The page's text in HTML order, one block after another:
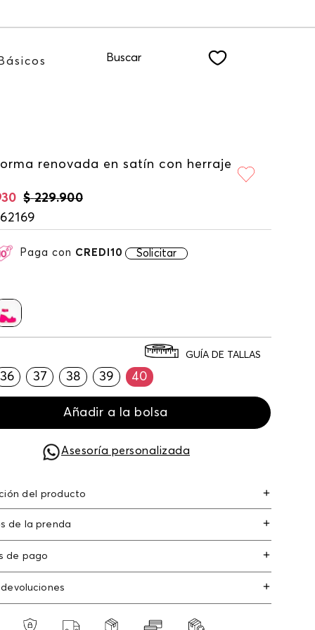
a nuestro NEWSLETTER
Básicos Buscar
renovada en satín con herraje
$ 229.900
Paga con CREDI10 Solicitar
36 37 38 39 40
GUÍA DE TALLAS
Añadir a la bolsa
Asesoría personalizada
del producto
renovada en satín con herraje
de la prenda
de pago
de crédito: Visa, Dinners, Master Card y
débito: Maestro, Electron.
devoluciones